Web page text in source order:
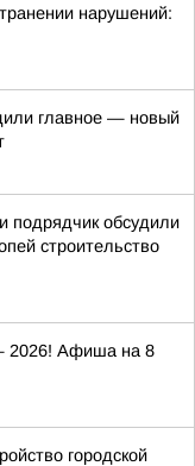
нарушений:
главное — новый
подрядчик обсудили
строительство
2026! Афиша на 8
городской